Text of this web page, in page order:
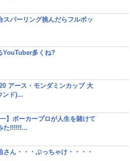
スパーリング挑んだらフルボッ
YouTuber多くね?
アース・モンダミンカップ 大
ンド)...
】ポーカープロが人生を賭けて
た!!!!!!...
さん・・・ぶっちゃけ・・・・